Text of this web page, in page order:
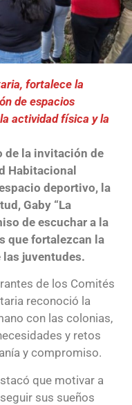
fortalece la
de espacios
actividad física y la
de la invitación de
Habitacional
deportivo, la
Gaby “La
de escuchar a la
que fortalezcan la
juventudes.
de los Comités
reconoció la
con las colonias,
y retos
y compromiso.
que motivar a
sus sueños